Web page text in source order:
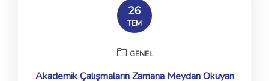
26
TEM
GENEL
Akademik Çalışmaların Zamana Meydan Okuyan